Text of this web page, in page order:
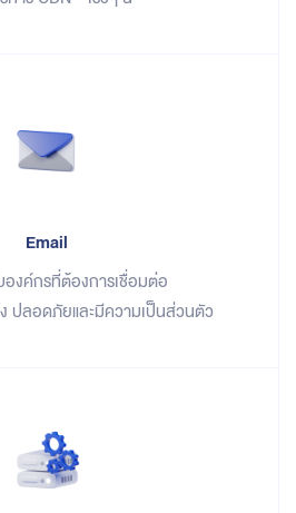
Email
งค์กรที่ต้องการเชื่อมต่อ
ปลอดภัยและมีความเป็นส่วนตัว